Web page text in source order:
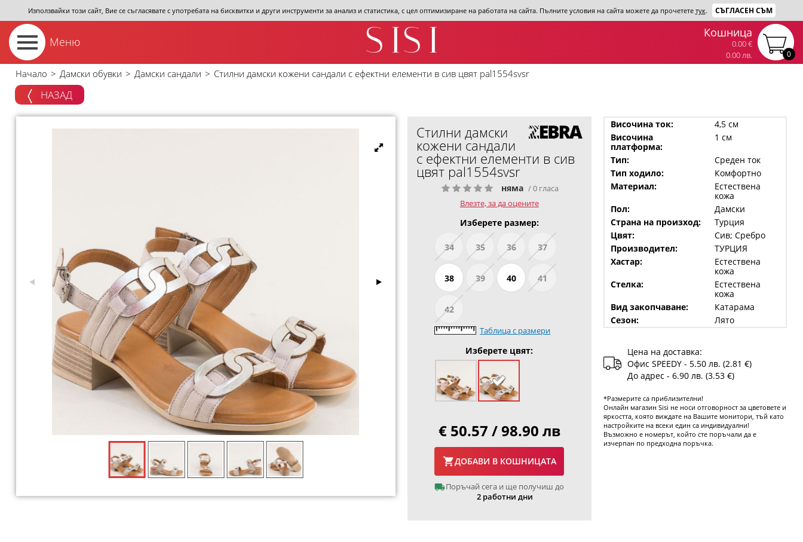
Използвайки този сайт, Вие се съгласявате с употребата на бисквитки и други инструменти за анализ и статистика, с цел оптимизиране на работата на сайта. Пълните условия на сайта можете да прочетете тук. СЪГЛАСЕН СЪМ
Меню
0
Кошница
0.00 €
0.00 лв.
Начало > Дамски обувки > Дамски сандали > Стилни дамски кожени сандали с ефектни елементи в сив цвят pal1554svsr
НАЗАД
Стилни дамски
кожени сандали
с ефектни елементи в сив
цвят pal1554svsr
няма / 0 гласа
Влезте, за да оцените
Изберете размер:
34 35 36 37
38 39 40 41
42
Таблица с размери
Изберете цвят:
€ 50.57 / 98.90 лв
ДОБАВИ В КОШНИЦАТА
Поръчай сега и ще получиш до
2 работни дни
Височина ток:
4,5 см
Височина
платформа:
1 см
Тип:
Среден ток
Тип ходило:
Комфортно
Материал:
Естествена
кожа
Пол:
Дамски
Страна на произход:
Турция
Цвят:
Сив; Сребро
Производител:
ТУРЦИЯ
Хастар:
Естествена
кожа
Стелка:
Естествена
кожа
Вид закопчаване:
Катарама
Сезон:
Лято
Цена на доставка:
Офис SPEEDY - 5.50 лв. (2.81 €)
До адрес - 6.90 лв. (3.53 €)
*Размерите са приблизителни!
Онлайн магазин Sisi не носи отговорност за цветовете и
яркостта, която виждате на Вашите монитори, тъй като
настройките на всеки един са индивидуални!
Възможно е номерът, който сте поръчали да е
изчерпан по предходна поръчка.